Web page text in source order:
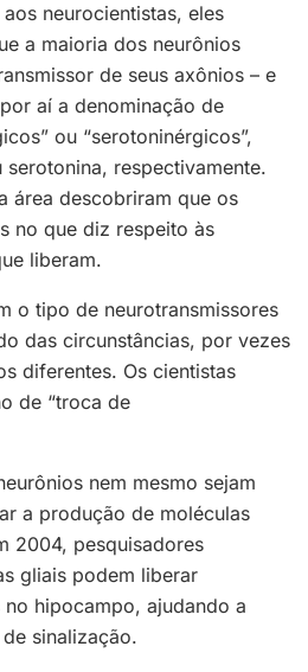
neurocientistas, eles
a maioria dos neurônios
de seus axônios – e
aí a denominação de
ou “serotoninérgicos”,
respectivamente.
área descobriram que os
no que diz respeito às
liberam.
o tipo de neurotransmissores
das circunstâncias, por vezes
diferentes. Os cientistas
de “troca de
nem mesmo sejam
a produção de moléculas
2004, pesquisadores
gliais podem liberar
hipocampo, ajudando a
sinalização.